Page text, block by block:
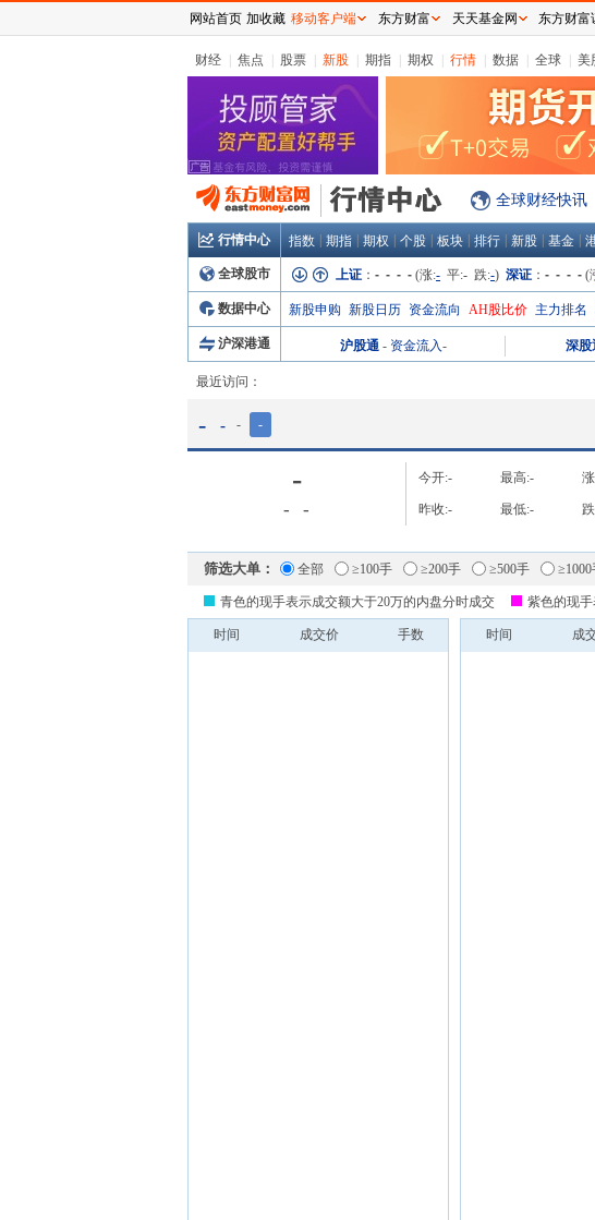
财经 焦点 股票 新股 期指 期权 行情 数据 全球 美
全球财经快讯
行情中心 指数 期指 期权 个股 板块 排行 新股 基金
全球股市 上证 ： - - - - (涨:- 平:- 跌:-) 深证 ： - - - - (
数据中心 新股申购 新股日历 资金流向 AH股比价 主力排名
沪深港通 沪股通 - 资金流入- 深股
最近访问：
- - - -
-
- -
今开:- 最高:-
昨收:- 最低:-
筛选大单： 全部 ≥100手 ≥200手 ≥500手 ≥1000
青色的现手表示成交额大于20万的内盘分时成交 紫色的现
时间 成交价 手数 时间 成
网站首页 加收藏 移动客户端 东方财富 天天基金网 东方财富